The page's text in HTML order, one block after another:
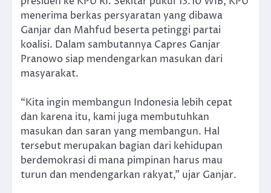
menerima berkas persyaratan yang dibawa
Ganjar dan Mahfud beserta petinggi partai
koalisi. Dalam sambutannya Capres Ganjar
Pranowo siap mendengarkan masukan dari
masyarakat.
“Kita ingin membangun Indonesia lebih cepat
dan karena itu, kami juga membutuhkan
masukan dan saran yang membangun. Hal
tersebut merupakan bagian dari kehidupan
berdemokrasi di mana pimpinan harus mau
turun dan mendengarkan rakyat,” ujar Ganjar.